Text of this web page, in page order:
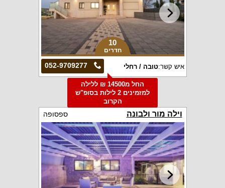
10
חדרים
052-9709277 איש קשר:טובה / רחלי
החל מ14500 ₪ ללילה
למזמינים 2 לילות בסופ"ש
הקרוב
וילה מור ולבונה ספסופה